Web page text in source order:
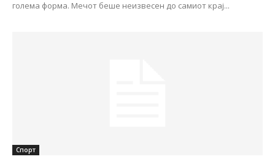
голема форма. Мечот беше неизвесен до самиот крај...
Спорт